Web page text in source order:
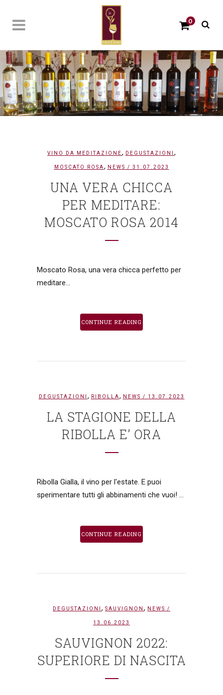
0
VINO DA MEDITAZIONE, DEGUSTAZIONI ,
MOSCATO ROSA, NEWS / 31.07.2023
UNA VERA CHICCA
PER MEDITARE:
MOSCATO ROSA 2014
Moscato Rosa, una vera chicca perfetto per
meditare...
CONTINUE READING
DEGUSTAZIONI , RIBOLLA, NEWS / 13.07.2023
LA STAGIONE DELLA
RIBOLLA E’ ORA
Ribolla Gialla, il vino per l'estate. E puoi
sperimentare tutti gli abbinamenti che vuoi! ...
CONTINUE READING
DEGUSTAZIONI , SAUVIGNON , NEWS /
13.06.2023
SAUVIGNON 2022:
SUPERIORE DI NASCITA